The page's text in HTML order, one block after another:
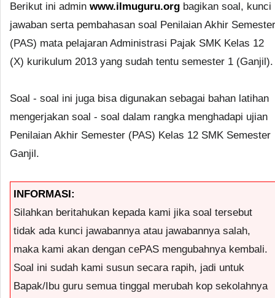
Berikut ini admin www.ilmuguru.org bagikan soal, kunci
jawaban serta pembahasan soal Penilaian Akhir Semester
(PAS) mata pelajaran Administrasi Pajak SMK Kelas 12
(X) kurikulum 2013 yang sudah tentu semester 1 (Ganjil).
Soal - soal ini juga bisa digunakan sebagai bahan latihan
mengerjakan soal - soal dalam rangka menghadapi ujian
Penilaian Akhir Semester (PAS) Kelas 12 SMK Semester
Ganjil.
INFORMASI:
Silahkan beritahukan kepada kami jika soal tersebut
tidak ada kunci jawabannya atau jawabannya salah,
maka kami akan dengan cePAS mengubahnya kembali.
Soal ini sudah kami susun secara rapih, jadi untuk
Bapak/Ibu guru semua tinggal merubah kop sekolahnya